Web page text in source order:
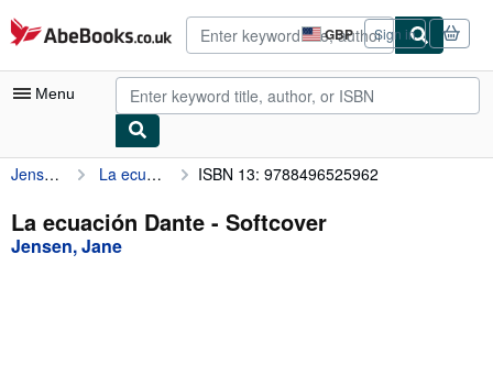
Skip to main content
AbeBooks.co.uk GBP
Site
shopping
preferences
Sign in
Menu
My Account
My Purchases
Advanced Search
Jensen, Jane La ecuación Dante ISBN 13: 9788496525962
La ecuación Dante - Softcover
Jensen, Jane